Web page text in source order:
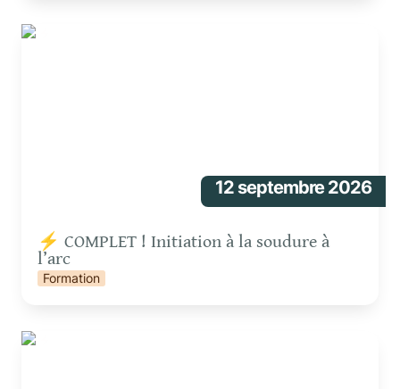
⚡ COMPLET ! Initiation à la soudure à l’arc
⚡ COMPLET ! Initiation à la soudure à
l’arc
12 septembre 2026
Formation
⚡ COMPLET ! Initiation à la soudure à l’arc